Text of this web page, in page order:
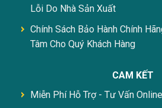
Lỗi Do Nhà Sản Xuất
Chính Sách Bảo Hành Chính
Tâm Cho Quý Khách Hàng
CAM KẾT
Miễn Phí Hỗ Trợ - Tư Vấn